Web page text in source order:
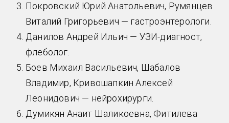
Покровский Юрий Анатольевич, Румянцев
Виталий Григорьевич — гастроэнтерологи.
Данилов Андрей Ильич — УЗИ-диагност,
флеболог.
Боев Михаил Васильевич, Шабалов
Владимир, Кривошапкин Алексей
Леонидович — нейрохирурги.
Думикян Анаит Шаликоевна, Фитилева